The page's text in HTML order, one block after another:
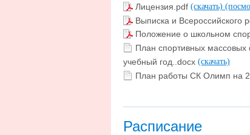
Лицензия.pdf (скачать)
Выписка и Всероссийского
Положение о школьном
План спортивных массовых
учебный год..docx (скачать)
План работы СК Олимп на
Расписание